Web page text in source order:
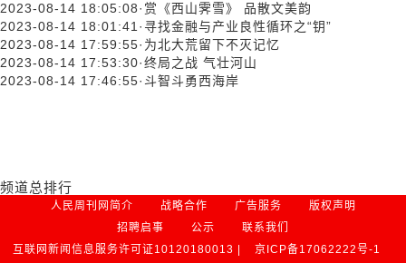
2023-08-14 18:05:08· 赏《西山霁雪》 品散文美韵
2023-08-14 18:01:41 · 寻找金融与产业良性循环之“钥”
2023-08-14 17:59:55· 为北大荒留下不灭记忆
2023-08-14 17:53:30·终局之战 气壮河山
2023-08-14 17:46:55·斗智斗勇西海岸
频道总排行
人民周刊网简介 战略合作 广告服务
版权声明
招聘启事
公示
联系我们
互联网新闻信息服务许可证10120180013 |
京ICP备17062222号-1